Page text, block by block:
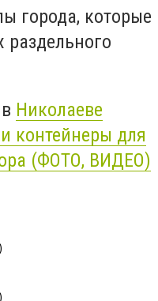
города, которые
Николаеве
контейнеры для
(ФОТО, ВИДЕО)